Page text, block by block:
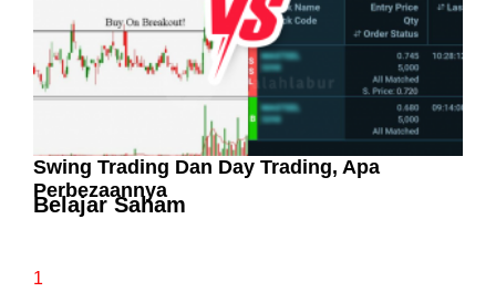
Swing Trading Dan Day Trading, Apa
Perbezaannya
Belajar Saham
1